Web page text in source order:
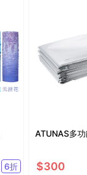
6折
ATUNAS多
$300